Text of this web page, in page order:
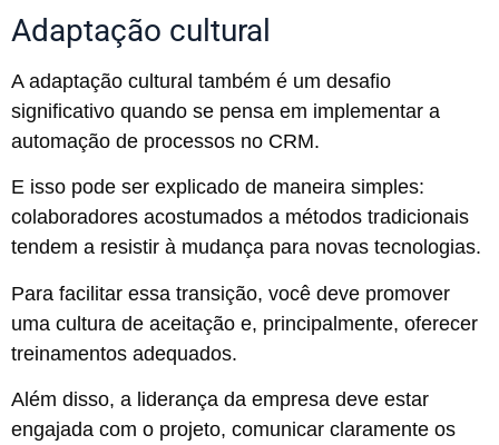
Adaptação cultural
A adaptação cultural também é um desafio
significativo quando se pensa em implementar a
automação de processos no CRM.
E isso pode ser explicado de maneira simples:
colaboradores acostumados a métodos tradicionais
tendem a resistir à mudança para novas tecnologias.
Para facilitar essa transição, você deve promover
uma cultura de aceitação e, principalmente, oferecer
treinamentos adequados.
Além disso, a liderança da empresa deve estar
engajada com o projeto, comunicar claramente os